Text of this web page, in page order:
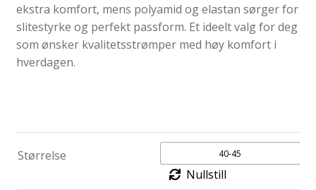
ekstra komfort, mens polyamid og elastan sørger for
slitestyrke og perfekt passform. Et ideelt valg for deg
som ønsker kvalitetsstrømper med høy komfort i
hverdagen.
Størrelse 40-45
Nullstill